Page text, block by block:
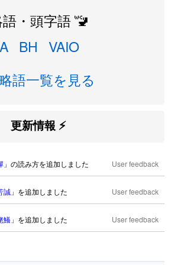
・頭字語 🚾
BH VAIO
語一覧を見る
更新情報 ⚡
」の読み方を追加しました User feedback
誠 」を追加しました User feedback
鱶 」を追加しました User feedback